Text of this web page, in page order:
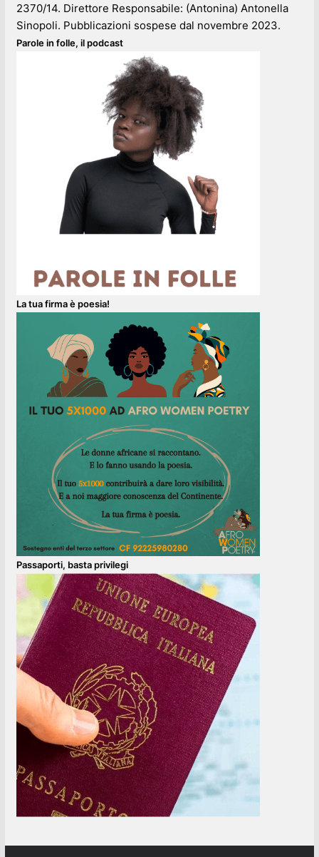
2370/14. Direttore Responsabile: (Antonina) Antonella
Sinopoli. Pubblicazioni sospese dal novembre 2023.
Parole in folle, il podcast
La tua firma è poesia!
Passaporti, basta privilegi